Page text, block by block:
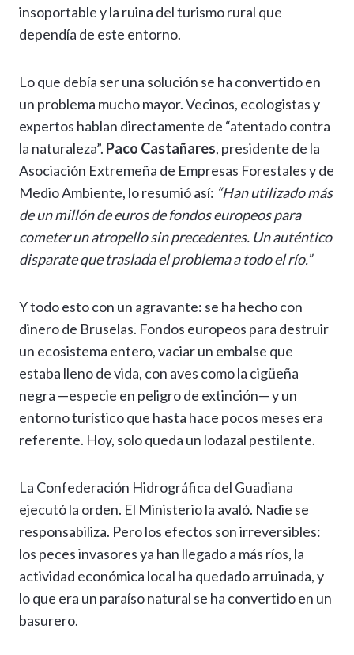
insoportable y la ruina del turismo rural que
dependía de este entorno.
Lo que debía ser una solución se ha convertido en
un problema mucho mayor. Vecinos, ecologistas y
expertos hablan directamente de “atentado contra
la naturaleza”. Paco Castañares, presidente de la
Asociación Extremeña de Empresas Forestales y de
Medio Ambiente, lo resumió así: “Han utilizado más
de un millón de euros de fondos europeos para
cometer un atropello sin precedentes. Un auténtico
disparate que traslada el problema a todo el río.”
Y todo esto con un agravante: se ha hecho con
dinero de Bruselas. Fondos europeos para destruir
un ecosistema entero, vaciar un embalse que
estaba lleno de vida, con aves como la cigüeña
negra —especie en peligro de extinción— y un
entorno turístico que hasta hace pocos meses era
referente. Hoy, solo queda un lodazal pestilente.
La Confederación Hidrográfica del Guadiana
ejecutó la orden. El Ministerio la avaló. Nadie se
responsabiliza. Pero los efectos son irreversibles:
los peces invasores ya han llegado a más ríos, la
actividad económica local ha quedado arruinada, y
lo que era un paraíso natural se ha convertido en un
basurero.